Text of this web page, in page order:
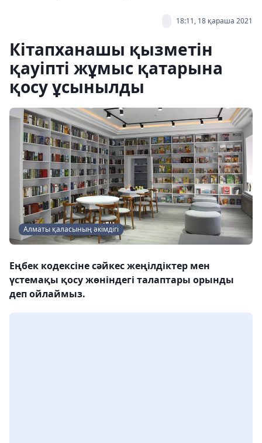
18:11, 18 қараша 2021
Кітапханашы қызметін
қауіпті жұмыс қатарына
қосу ұсынылды
Алматы қаласының әкімдігі
Еңбек кодексіне сәйкес жеңілдіктер мен
үстемақы қосу жөніндегі талаптары орынды
деп ойлаймыз.